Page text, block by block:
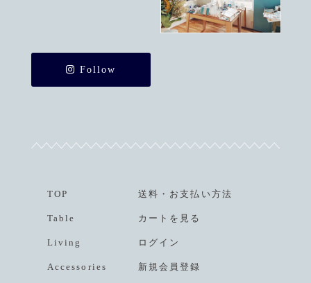
Follow
TOP
Table
Living
Accessories
送料 ・ お支払い方法
カートを見る
ログイン
新規会員登録